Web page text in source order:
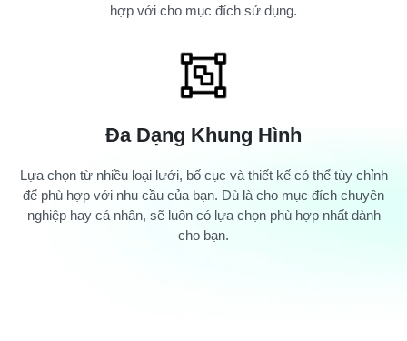
hợp với cho mục đích sử dụng.
Đa Dạng Khung Hình
Lựa chọn từ nhiều loại lưới, bố cục và thiết kế có thể tùy chỉnh
để phù hợp với nhu cầu của bạn. Dù là cho mục đích chuyên
nghiệp hay cá nhân, sẽ luôn có lựa chọn phù hợp nhất dành
cho bạn.